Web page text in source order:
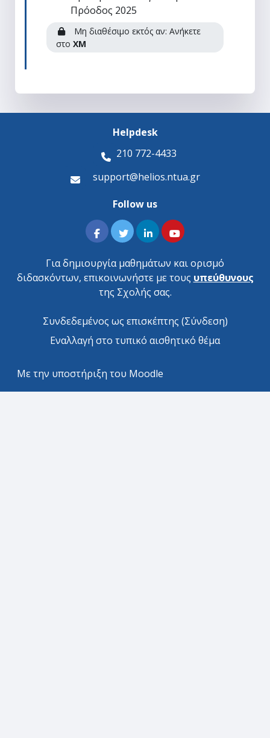
Πρόοδος 2025
Μη διαθέσιμο εκτός αν: Ανήκετε
στοΧΜ
Helpdesk
210 772-4433
support@helios.ntua.gr
Follow us
Για δημιουργία μαθημάτων και ορισμό
διδασκόντων, επικοινωνήστε με τους υπεύθυνους
της Σχολής σας.
Συνδεδεμένος ως επισκέπτης (Σύνδεση)
Εναλλαγή στο τυπικό αισθητικό θέμα
Με την υποστήριξη του Moodle